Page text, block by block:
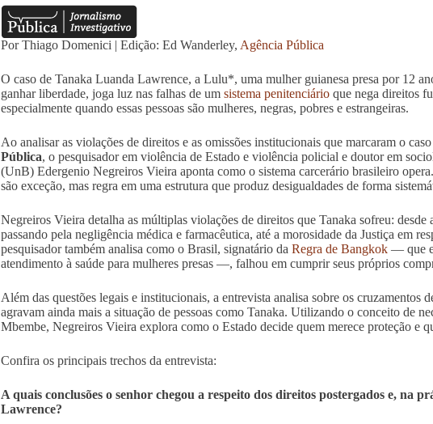
Por Thiago Domenici | Edição: Ed Wanderley, Agência Pública
O caso de Tanaka Luanda Lawrence, a Lulu*, uma mulher guianesa presa por 12
ganhar liberdade, joga luz nas falhas de um sistema penitenciárioque nega direitos
especialmente quando essas pessoas são mulheres, negras, pobres e estrangeiras.
Ao analisar as violações de direitos e as omissões institucionais que marcaram o
Pública, o pesquisador em violência de Estado e violência policial e doutor em
(UnB) Edergenio Negreiros Vieira aponta como o sistema carcerário brasileiro
são exceção, mas regra em uma estrutura que produz desigualdades de forma
Negreiros Vieira detalha as múltiplas violações de direitos que Tanaka sofreu: desde
passando pela negligência médica e farmacêutica, até a morosidade da Justiça em
pesquisador também analisa como o Brasil, signatário da Regra de Bangkok— que
atendimento à saúde para mulheres presas —, falhou em cumprir seus próprios
Além das questões legais e institucionais, a entrevista analisa sobre os cruzamentos
agravam ainda mais a situação de pessoas como Tanaka. Utilizando o conceito de
Mbembe, Negreiros Vieira explora como o Estado decide quem merece proteção e
Confira os principais trechos da entrevista:
A quais conclusões o senhor chegou a respeito dos direitos postergados e, na
Lawrence?